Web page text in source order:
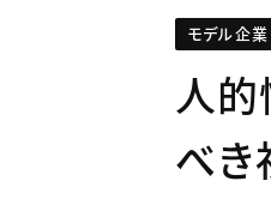
モデル企業
人的
べ